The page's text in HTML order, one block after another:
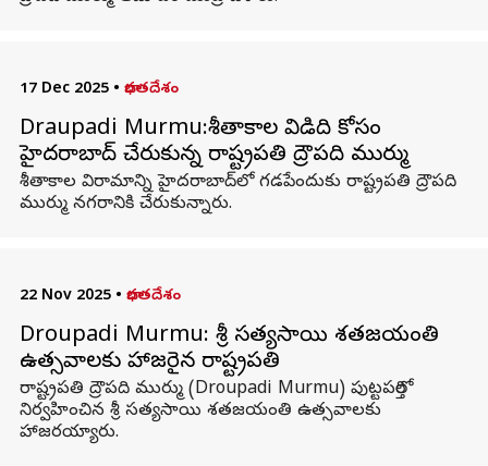
17 Dec 2025 • భారతదేశం
Draupadi Murmu:శీతాకాల విడిది కోసం
హైద‌రాబాద్ చేరుకున్న రాష్ట్రప‌తి ద్రౌప‌ది ముర్ము
శీతాకాల విరామాన్ని హైదరాబాద్‌లో గడపేందుకు రాష్ట్రపతి ద్రౌపది
ముర్ము నగరానికి చేరుకున్నారు.
22 Nov 2025 • భారతదేశం
Droupadi Murmu: శ్రీ సత్యసాయి శతజయంతి
ఉత్సవాలకు హాజరైన రాష్ట్రపతి
రాష్ట్రపతి ద్రౌపది ముర్ము (Droupadi Murmu) పుట్టపర్తిలో
నిర్వహించిన శ్రీ సత్యసాయి శతజయంతి ఉత్సవాలకు
హాజరయ్యారు.